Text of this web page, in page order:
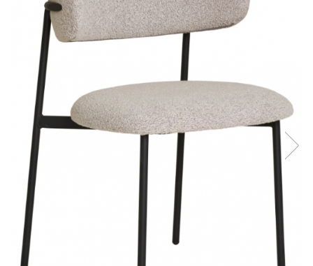
Console dormitor
Fotolii dormitor
Noptiere
Mobila dining
Console extensibile
Scaune
Covoare dining
Mese
Mese HORECA
Scaune de bar / insula
Scaune exterior
Mobila hol
Comode hol
Cuiere